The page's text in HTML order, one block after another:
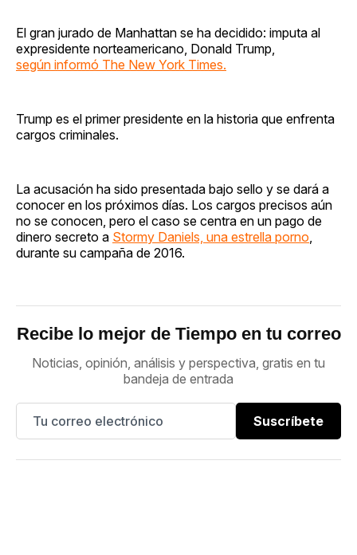
El gran jurado de Manhattan se ha decidido: imputa al
expresidente norteamericano, Donald Trump,
según informó The New York Times.
Trump es el primer presidente en la historia que enfrenta
cargos criminales.
La acusación ha sido presentada bajo sello y se dará a
conocer en los próximos días. Los cargos precisos aún
no se conocen, pero el caso se centra en un pago de
dinero secreto a Stormy Daniels, una estrella porno
durante su campaña de 2016.
Recibe lo mejor de Tiempo en tu correo
Noticias, opinión, análisis y perspectiva, gratis en tu
bandeja de entrada
Suscríbete